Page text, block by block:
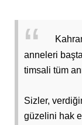
anneleri
timsali tüm
Sizler,
güzelini hak